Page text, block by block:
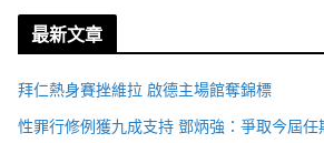
最新文章
拜仁熱身賽挫維拉 啟德主場館奪錦標
性罪行修例獲九成支持 鄧炳強：爭取今屆任